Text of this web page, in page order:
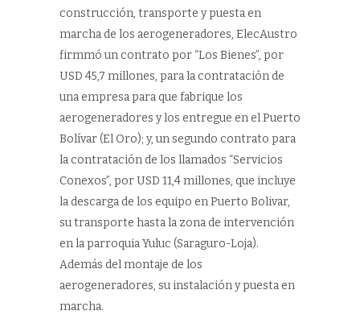
construcción, transporte y puesta en
marcha de los aerogeneradores, ElecAustro
firmmó un contrato por “Los Bienes”, por
USD 45,7 millones, para la contratación de
una empresa para que fabrique los
aerogeneradores y los entregue en el Puerto
Bolívar (El Oro); y, un segundo contrato para
la contratación de los llamados “Servicios
Conexos”, por USD 11,4 millones, que incluye
la descarga de los equipo en Puerto Bolivar,
su transporte hasta la zona de intervención
en la parroquia Yuluc (Saraguro-Loja).
Además del montaje de los
aerogeneradores, su instalación y puesta en
marcha.